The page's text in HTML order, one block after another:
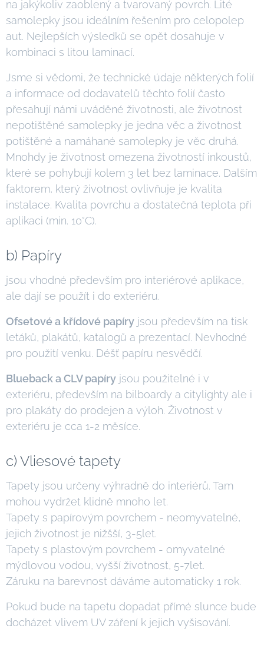
na jakýkoliv zaoblený a tvarovaný povrch. Lité
samolepky jsou ideálním řešením pro celopolep
aut. Nejlepších výsledků se opět dosahuje v
kombinaci s litou laminací.
Jsme si vědomi, že technické údaje některých folií
a informace od dodavatelů těchto folií často
přesahují námi uváděné životnosti, ale životnost
nepotištěné samolepky je jedna věc a životnost
potištěné a namáhané samolepky je věc druhá.
Mnohdy je životnost omezena životností inkoustů,
které se pohybují kolem 3 let bez laminace. Dalším
faktorem, který životnost ovlivňuje je kvalita
instalace. Kvalita povrchu a dostatečná teplota při
aplikaci (min. 10°C).
b) Papíry
jsou vhodné především pro interiérové aplikace,
ale dají se použít i do exteriéru.
Ofsetové a křídové papíry jsou především na tisk
letáků, plakátů, katalogů a prezentací. Nevhodné
pro použití venku. Déšť papíru nesvědčí.
Blueback a CLV papíry jsou použitelné i v
exteriéru, především na bilboardy a citylighty ale i
pro plakáty do prodejen a výloh. Životnost v
exteriéru je cca 1-2 měsíce.
c) Vliesové tapety
Tapety jsou určeny výhradně do interiérů. Tam
mohou vydržet klidně mnoho let.
Tapety s papírovým povrchem - neomyvatelné,
jejich životnost je nižšší, 3-5let.
Tapety s plastovým povrchem - omyvatelné
mýdlovou vodou, vyšší životnost, 5-7let.
Záruku na barevnost dáváme automaticky 1 rok.
Pokud bude na tapetu dopadat přímé slunce bude
docházet vlivem UV záření k jejich vyšisování.